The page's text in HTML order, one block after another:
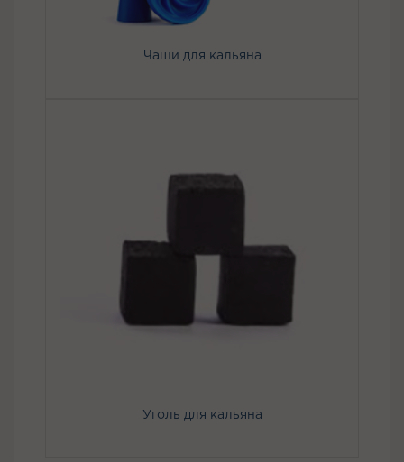
Чаши для кальяна
Уголь для кальяна